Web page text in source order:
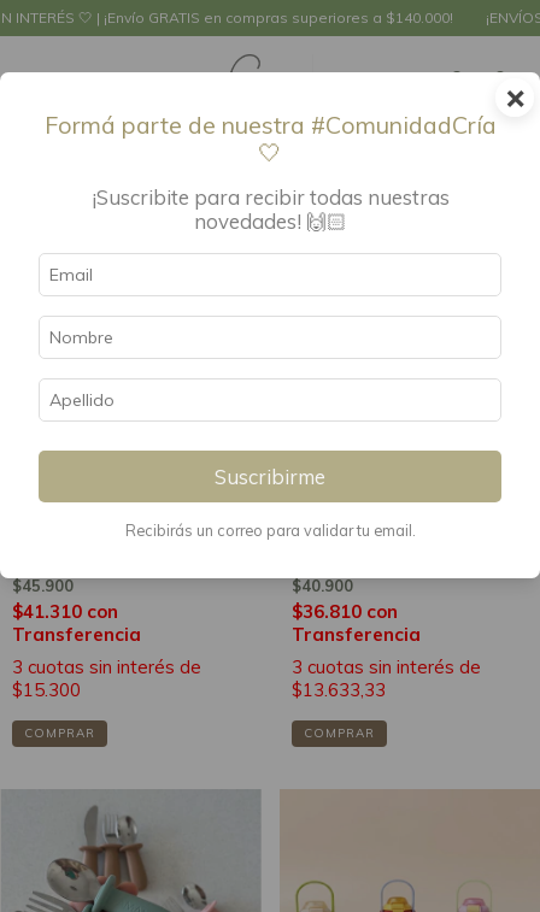
GRATIS en compras superiores a $140.000! ¡ENVÍOS EN EL DÍA
Hora de Comer! FILTRAR
Botella Térmica estampada
$45.900
$41.310 con
Transferencia
3 cuotas sin interés de
$15.300
COMPRAR
Lunchera Térmica
$40.900
$36.810 con
Transferencia
3 cuotas sin interés de
$13.633,33
COMPRAR
×
Formá parte de nuestra #ComunidadCría
🤍
¡Suscribite para recibir todas nuestras
novedades! 🙌🏻
Suscribirme
Recibirás un correo para validar tu email.